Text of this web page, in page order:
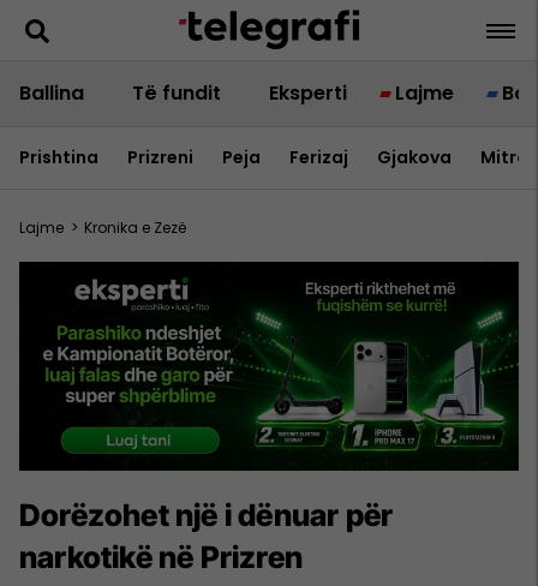
Ballina Të fundit Eksperti Lajme
Prishtina Prizreni Peja Ferizaj Gjakova
Lajme > Kronika e Zezë
Dorëzohet një i dënuar për
narkotikë në Prizren